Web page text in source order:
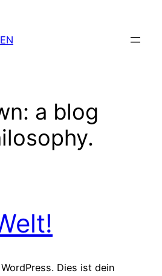
a blog
Dies ist dein